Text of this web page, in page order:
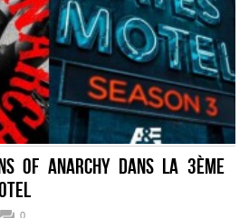
of Anarchy dans la 3ème
0